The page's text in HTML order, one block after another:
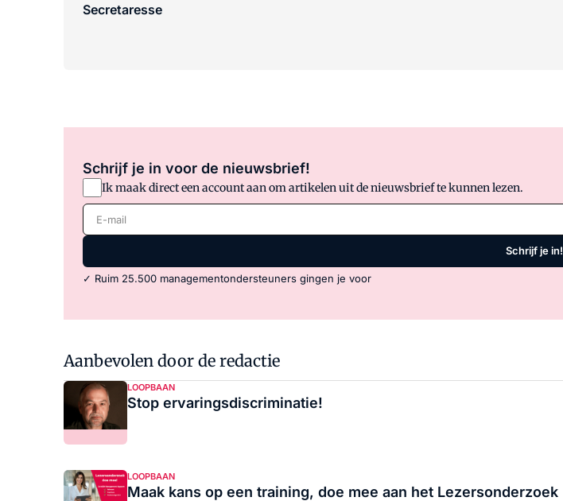
Secretaresse
Schrijf je in voor de nieuwsbrief!
Ik maak direct een account aan om artikelen uit de nieuwsbrief te kunnen lezen.
E-mail
Schrijf je in!
✓ Ruim 25.500 managementondersteuners gingen je voor
Aanbevolen door de redactie
LOOPBAAN
Stop ervaringsdiscriminatie!
LOOPBAAN
Maak kans op een training, doe mee aan het Lezersonderzoek